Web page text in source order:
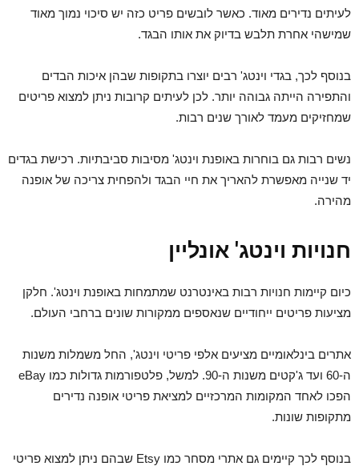
לעיתים נדירים מאוד. כאשר לובשים פריט כזה יש סיכוי נמוך מאוד
שמישהי אחרת תלבש בדיוק את אותו הבגד.
בנוסף לכך, בגדי וינטג' רבים יוצרו בתקופות שבהן איכות הבדים
והתפירה הייתה גבוהה יותר. לכן לעיתים קרובות ניתן למצוא פריטים
שמחזיקים מעמד לאורך שנים רבות.
נשים רבות גם בוחרות באופנת וינטג' מסיבות סביבתיות. רכישת בגדים
יד שנייה מאפשרת להאריך את חיי הבגד ולהפחית צריכה של אופנה
מהירה.
חנויות וינטג' אונליין
כיום קיימות חנויות רבות באינטרנט שמתמחות באופנת וינטג'. חלקן
מציעות פריטים ייחודיים שנאספים ממקורות שונים ברחבי העולם.
אתרים בינלאומיים מציעים אלפי פריטי וינטג', החל משמלות משנות
ה-60 ועד ג'קטים משנות ה-90. למשל, פלטפורמות גדולות כמו eBay
הפכו לאחד המקומות המרכזיים למציאת פריטי אופנה נדירים
מתקופות שונות.
בנוסף לכך קיימים גם אתרי מסחר כמו Etsy שבהם ניתן למצוא פריטי